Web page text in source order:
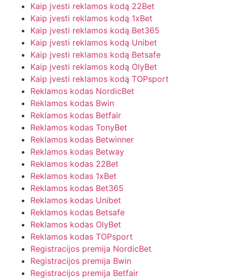
Kaip įvesti reklamos kodą 22Bet
Kaip įvesti reklamos kodą 1xBet
Kaip įvesti reklamos kodą Bet365
Kaip įvesti reklamos kodą Unibet
Kaip įvesti reklamos kodą Betsafe
Kaip įvesti reklamos kodą OlyBet
Kaip įvesti reklamos kodą TOPsport
Reklamos kodas NordicBet
Reklamos kodas Bwin
Reklamos kodas Betfair
Reklamos kodas TonyBet
Reklamos kodas Betwinner
Reklamos kodas Betway
Reklamos kodas 22Bet
Reklamos kodas 1xBet
Reklamos kodas Bet365
Reklamos kodas Unibet
Reklamos kodas Betsafe
Reklamos kodas OlyBet
Reklamos kodas TOPsport
Registracijos premija NordicBet
Registracijos premija Bwin
Registracijos premija Betfair